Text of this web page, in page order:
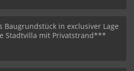
Baugrundstück in exclusiver Lage
Stadtvilla mit Privatstrand***